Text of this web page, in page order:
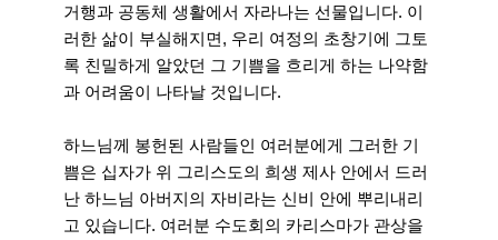
거행과 공동체 생활에서 자라나는 선물입니다. 이
러한 삶이 부실해지면, 우리 여정의 초창기에 그토
록 친밀하게 알았던 그 기쁨을 흐리게 하는 나약함
과 어려움이 나타날 것입니다.
하느님께 봉헌된 사람들인 여러분에게 그러한 기
쁨은 십자가 위 그리스도의 희생 제사 안에서 드러
난 하느님 아버지의 자비라는 신비 안에 뿌리내리
고 있습니다. 여러분 수도회의 카리스마가 관상을